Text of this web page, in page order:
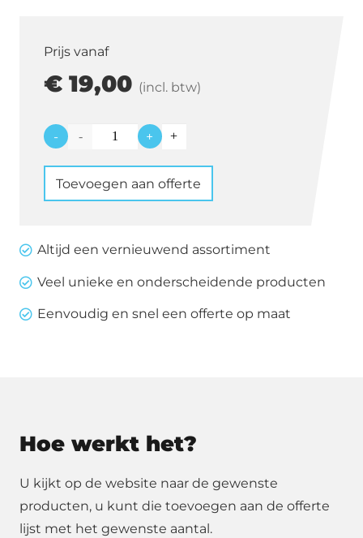
Prijs vanaf
€ 19,00 (incl. btw)
-
Tafel
rok
152
wit
aantal
+
Toevoegen aan offerte
Altijd een vernieuwend assortiment
Veel unieke en onderscheidende producten
Eenvoudig en snel een offerte op maat
Hoe werkt het?
U kijkt op de website naar de gewenste
producten, u kunt die toevoegen aan de offerte
lijst met het gewenste aantal.